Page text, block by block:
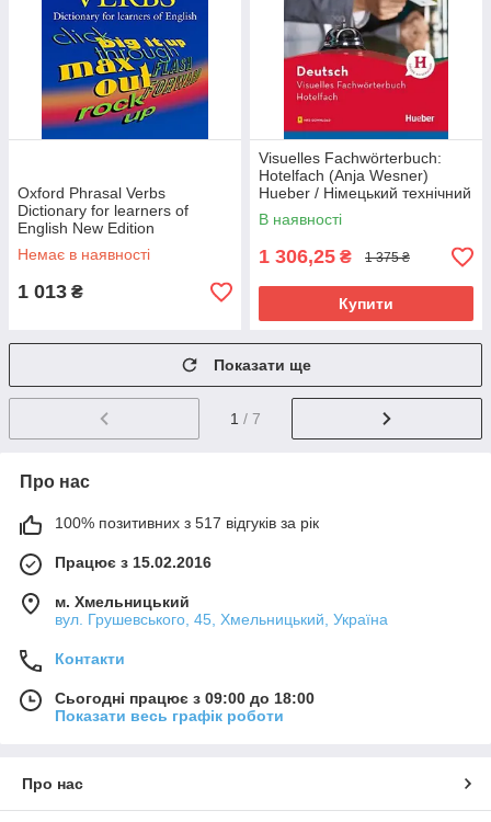
Oxford Phrasal Verbs
Dictionary for learners of
English New Edition
Немає в наявності
1 013 ₴
Visuelles Fachwörterbuch:
Hotelfach (Anja Wesner)
Hueber / Німецький технічний
словник
В наявності
1 306,25 ₴ 1 375 ₴
Купити
Показати ще
1 / 7
Про нас
100% позитивних з 517 відгуків за рік
Працює з 15.02.2016
м. Хмельницький
вул. Грушевського, 45, Хмельницький, Україна
Контакти
Сьогодні працює з 09:00 до 18:00
Показати весь графік роботи
Про нас